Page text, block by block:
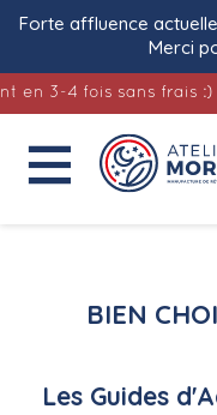
Forte affluence
Merci
3-4 fois sans frais :)

BIEN
Les Guides